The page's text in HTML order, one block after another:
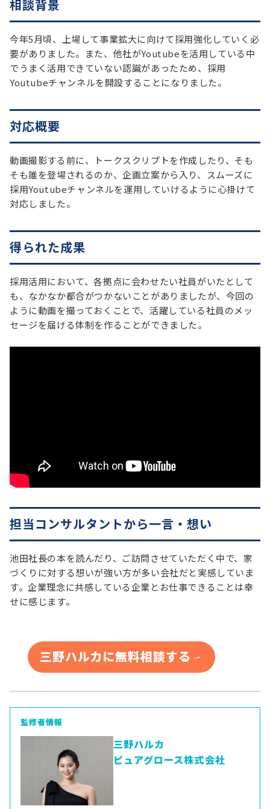
相談背景
今年5月頃、上場して事業拡大に向けて採用強化していく必
要がありました。また、他社がYoutubeを活用している中
でうまく活用できていない認識があったため、採用
Youtubeチャンネルを開設することになりました。
対応概要
動画撮影する前に、トークスクリプトを作成したり、そも
そも誰を登場されるのか、企画立案から入り、スムーズに
採用Youtubeチャンネルを運用していけるように心掛けて
対応しました。
得られた成果
採用活用において、各拠点に会わせたい社員がいたとして
も、なかなか都合がつかないことがありましたが、今回の
ように動画を撮っておくことで、活躍している社員のメッ
セージを届ける体制を作ることができました。
担当コンサルタントから一言・想い
池田社長の本を読んだり、ご訪問させていただく中で、家
づくりに対する想いが強い方が多い会社だと実感していま
す。企業理念に共感している企業とお仕事できることは幸
せに感じます。
三野ハルカに無料相談する
監修者情報
三野ハルカ
ピュアグロース株式会社